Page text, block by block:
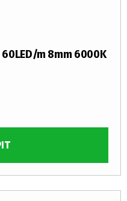
60LED/m 8mm 6000K